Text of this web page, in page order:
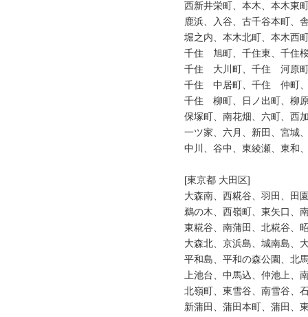
西新井栄町、本木、本木東
鹿浜、入谷、古千谷本町、
堀之内、本木北町、本木西
千住　旭町、千住東、千住
千住　大川町、千住　河原
千住　中居町、千住　仲町
千住　柳町、日ノ出町、柳
保塚町、南花畑、六町、西
一ツ家、六月、新田、宮城
中川、谷中、東綾瀬、東和
[東京都 大田区]
大森南、西糀谷、羽田、田
鵜の木、西嶺町、東矢口、
東糀谷、南蒲田、北糀谷、
大森北、京浜島、城南島、
平和島、平和の森公園、北
上池台、中馬込、仲池上、
北嶺町、東雪谷、南雪谷、
新蒲田、蒲田本町、蒲田、